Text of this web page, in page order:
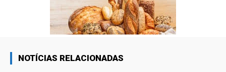
NOTÍCIAS RELACIONADAS